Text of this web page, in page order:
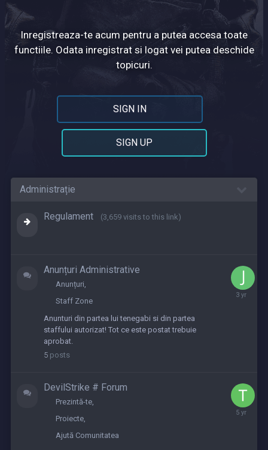
Inregistreaza-te acum pentru a putea accesa toate
functiile. Odata inregistrat si logat vei putea deschide
topicuri.
SIGN IN
SIGN UP
Administrație
Regulament (3,659 visits to this link)
Anunțuri Administrative
Anunțuri
Staff Zone
Anunturi din partea lui tenegabi si din partea
staffului autorizat! Tot ce este postat trebuie
aprobat.
5 posts
June
DevilStrike # Forum
Prezintă-te
Proiecte
Ajută Comunitatea
December